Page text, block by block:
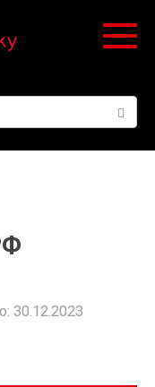
30.12.2023